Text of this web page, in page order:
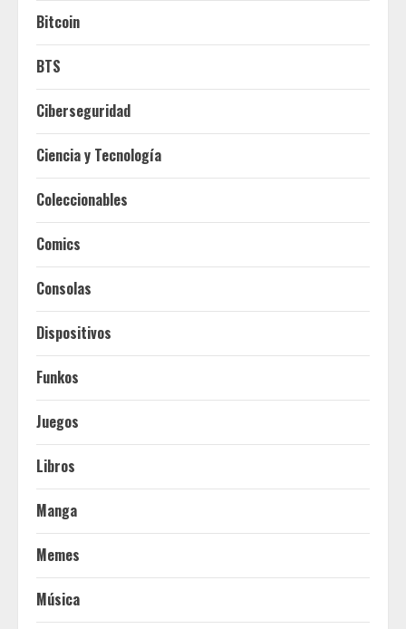
Bitcoin
BTS
Ciberseguridad
Ciencia y Tecnología
Coleccionables
Comics
Consolas
Dispositivos
Funkos
Juegos
Libros
Manga
Memes
Música